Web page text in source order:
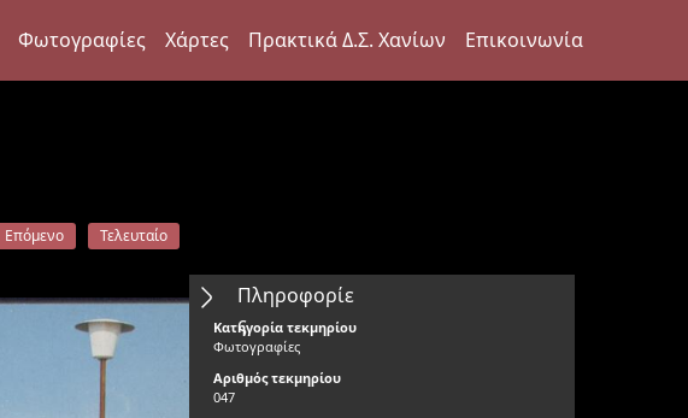
Φωτογραφίες Χάρτες Πρακτικά Δ.Σ. Χανίων Επικοινωνία
Επόμενο Τελευταίο
Πληροφορίε
ς
Κατηγορία τεκμηρίου
Φωτογραφίες
Αριθμός τεκμηρίου
047